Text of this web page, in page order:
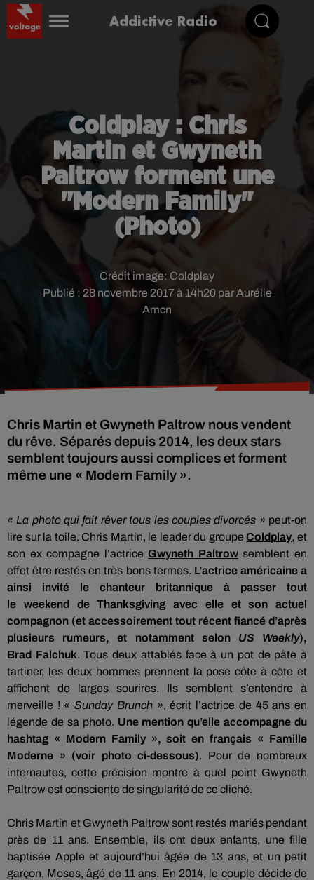
Addictive Radio
Coldplay : Chris
Martin et Gwyneth
Paltrow forment une
"Modern Family"
(Photo)
Publié : 28 novembre 2017 à 14h20 par Aurélie
Amcn
Crédit image: Coldplay
Chris Martin et Gwyneth Paltrow nous vendent
du rêve. Séparés depuis 2014, les deux stars
semblent toujours aussi complices et forment
même une « Modern Family ».
« La photo qui fait rêver tous les couples divorcés » peut-on
lire sur la toile. Chris Martin, le leader du groupe Coldplay, et
son ex compagne l’actrice Gwyneth Paltrowsemblent en
effet être restés en très bons termes. L’actrice américaine a
ainsi invité le chanteur britannique à passer tout
le weekenddeThanksgiving avec elle et son actuel
compagnon (et accessoirement tout récent fiancé d’après
plusieurs rumeurs, et notamment selon US Weekly),
Brad Falchuk. Tous deux attablés face à un pot de pâte à
tartiner, les deux hommes prennent la pose côte à côte et
affichent de larges sourires.
Ils semblent s’entendre à
merveille ! «SundayBrunch », écrit l’actrice de 45 ans en
légende de sa photo. Une mention qu’elle accompagne du
hashtag « Modern Family», soit en français « Famille
Moderne » (voir photo ci-dessous).
Pour de nombreux
internautes, cette précision montre à quel point Gwyneth
Paltrow est consciente de singularité de ce cliché.
Chris Martin et Gwyneth Paltrow sont restés mariés pendant
près de 11 ans. Ensemble, ils ont deux enfants, une fille
baptisée Apple et aujourd’hui âgée de 13 ans, et un petit
garçon, Moses, âgé de 11 ans. En 2014, le couple décide de